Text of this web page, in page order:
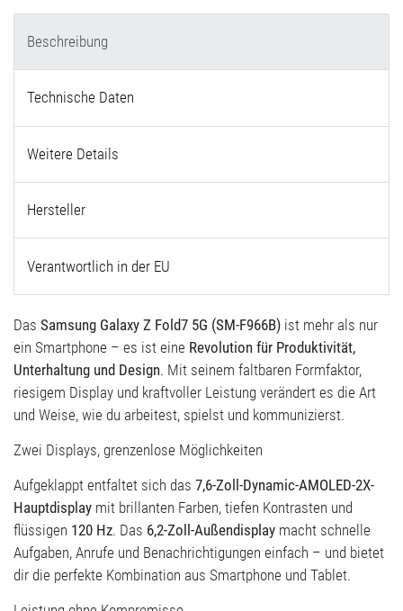
Beschreibung
Technische Daten
Weitere Details
Hersteller
Verantwortlich in der EU
Das Samsung Galaxy Z Fold7 5G (SM-F966B) ist mehr als nur
ein Smartphone – es ist eine Revolution für Produktivität,
Unterhaltung und Design. Mit seinem faltbaren Formfaktor,
riesigem Display und kraftvoller Leistung verändert es die Art
und Weise, wie du arbeitest, spielst und kommunizierst.
Zwei Displays, grenzenlose Möglichkeiten
Aufgeklappt entfaltet sich das 7,6-Zoll-Dynamic-AMOLED-2X-
Hauptdisplay mit brillanten Farben, tiefen Kontrasten und
flüssigen 120 Hz. Das 6,2-Zoll-Außendisplay macht schnelle
Aufgaben, Anrufe und Benachrichtigungen einfach – und bietet
dir die perfekte Kombination aus Smartphone und Tablet.